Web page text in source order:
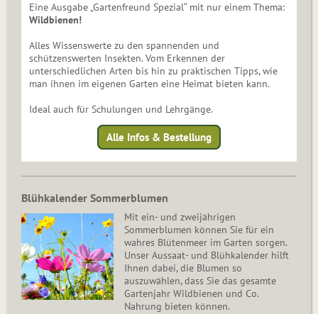
Eine Ausgabe „Gartenfreund Spezial“ mit nur einem Thema:
Wildbienen!
Alles Wissenswerte zu den spannenden und
schützenswerten Insekten. Vom Erkennen der
unterschiedlichen Arten bis hin zu praktischen Tipps, wie
man ihnen im eigenen Garten eine Heimat bieten kann.
Ideal auch für Schulungen und Lehrgänge.
Alle Infos & Bestellung
Blühkalender Sommerblumen
Mit ein- und zweijährigen
Sommerblumen können Sie für ein
wahres Blütenmeer im Garten sorgen.
Unser Aussaat- und Blühkalender hilft
Ihnen dabei, die Blumen so
auszuwählen, dass Sie das gesamte
Gartenjahr Wildbienen und Co.
Nahrung bieten können.